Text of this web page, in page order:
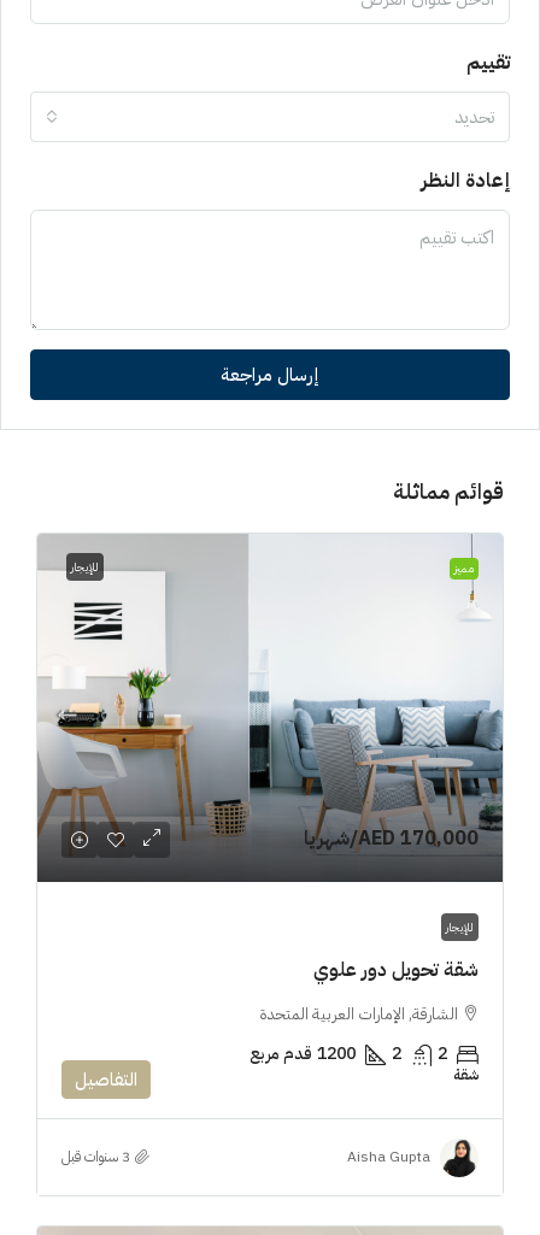
تقييم
تحديد
إعادة النظر
إرسال مراجعة
قوائم مماثلة
مميز للإيجار
AED 170,000/شهريا
للإيجار
شقة تحويل دور علوي
الشارقة, الإمارات العربية المتحدة
2
2
1200 قدم مربع
شقة التفاصيل
Aisha Gupta